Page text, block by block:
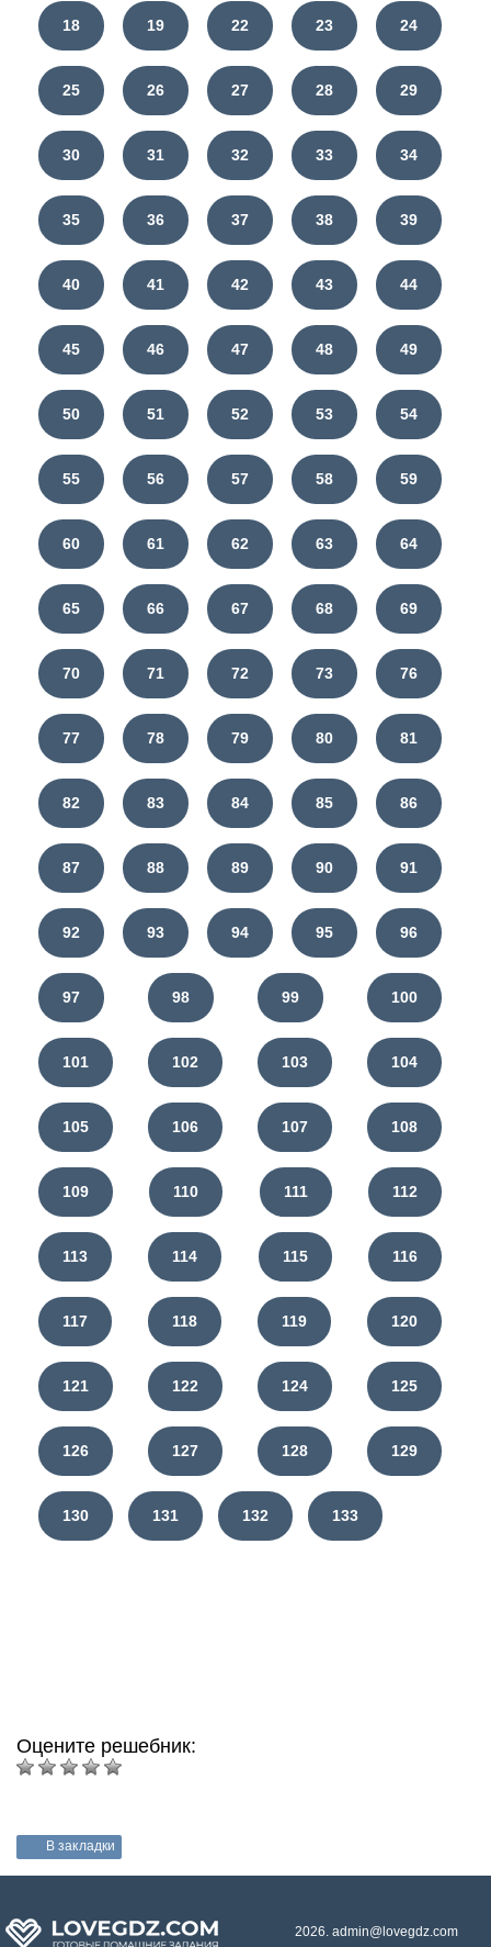
18 19 22 23 24
25 26 27 28 29
30 31 32 33 34
35 36 37 38 39
40 41 42 43 44
45 46 47 48 49
50 51 52 53 54
55 56 57 58 59
60 61 62 63 64
65 66 67 68 69
70 71 72 73 76
77 78 79 80 81
82 83 84 85 86
87 88 89 90 91
92 93 94 95 96
97 98 99 100
101 102 103 104
105 106 107 108
109 110 111 112
113 114 115 116
117 118 119 120
121 122 124 125
126 127 128 129
130 131 132 133
Оцените решебник:
В закладки
2026. admin@lovegdz.com